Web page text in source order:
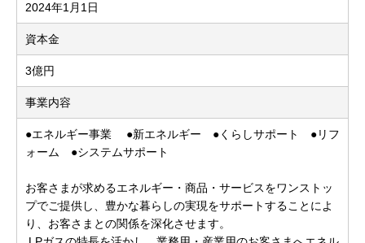
2024年1月1日
資本金
3億円
事業内容
●エネルギー事業 ●新エネルギー ●くらしサポート ●リフ
ォーム ●システムサポート
お客さまが求めるエネルギー・商品・サービスをワンストッ
プでご提供し、豊かな暮らしの実現をサポートすることによ
り、お客さまとの関係を深化させます。